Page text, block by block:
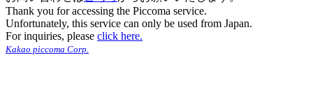
Thank you for accessing the Piccoma service.
Unfortunately, this service can only be used from Japan.
For inquiries, please click here.
Kakao piccoma Corp.